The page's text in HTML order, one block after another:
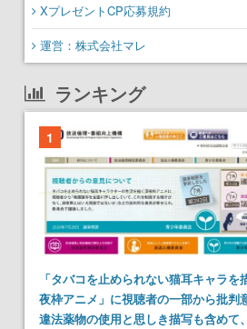
XプレゼントCP応募規約
運営：株式会社マレ
ランキング
1
「タバコを止められない猫耳キャラを
夜枠アニメ」に視聴者の一部から批判
違法薬物の使用と思しき描写も含めて